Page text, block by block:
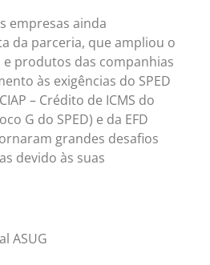
empresas ainda
da parceria, que ampliou o
produtos das companhias
às exigências do SPED
– Crédito de ICMS do
G do SPED) e da EFD
grandes desafios
devido às suas
ASUG